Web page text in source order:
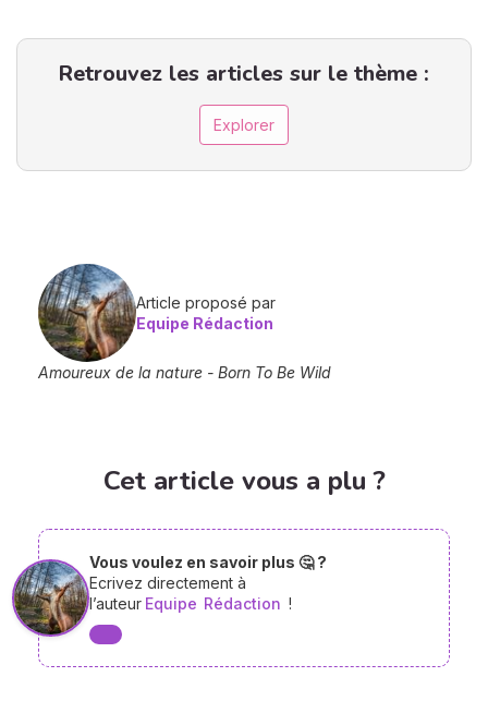
Retrouvez les articles sur le thème :
Explorer
Article proposé par
Equipe Rédaction
Amoureux de la nature - Born To Be Wild
Cet article vous a plu ?
Vous voulez en savoir plus 🤔 ?
Ecrivez directement à
l’auteur Equipe Rédaction !